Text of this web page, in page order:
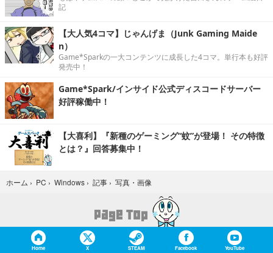
記
【大人気4コマ】じゃんげま（Junk Gaming Maide
n）
Game*Sparkの一大コンテンツに成長した4コマ。単行本も好評
発売中！
Game*Spark/インサイド公式ディスコードサーバー
好評稼働中！
【大喜利】『新種のゲーミング“蚊”が登場！ その特徴
とは？』回答募集中！
ホーム › PC › Windows › 記事 › 写真・画像
Home X STEAM Facebook YouTube